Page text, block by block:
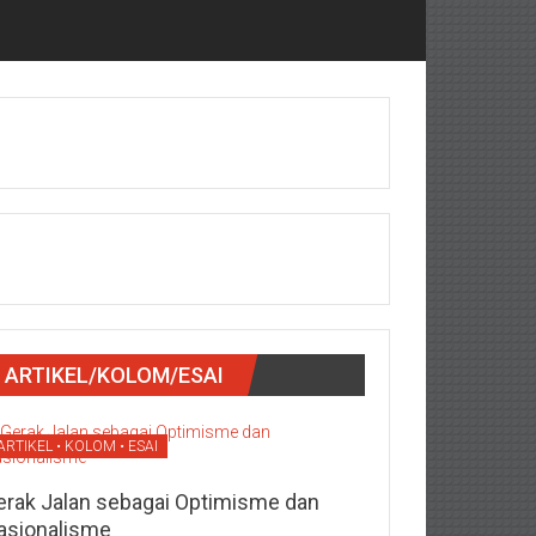
ARTIKEL/KOLOM/ESAI
• KOLOM • ESAI
Jalan sebagai Optimisme dan